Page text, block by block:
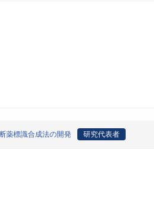
薬標識合成法の開発 研究代表者